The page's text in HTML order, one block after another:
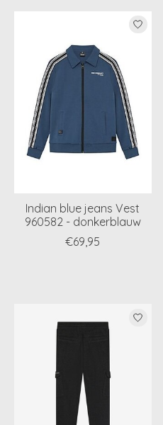
Indian blue jeans Vest
960582 - donkerblauw
€69,95